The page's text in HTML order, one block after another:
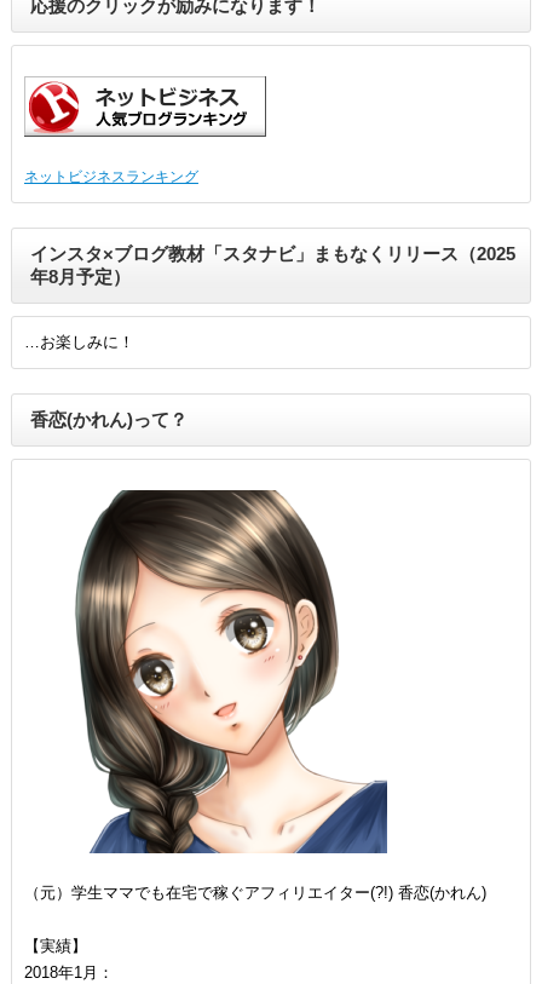
応援のクリックが励みになります！
ネットビジネスランキング
インスタ×ブログ教材「スタナビ」まもなくリリース（2025
年8月予定）
…お楽しみに！
香恋(かれん)って？
（元）学生ママでも在宅で稼ぐアフィリエイター(?!) 香恋(かれん)
【実績】
2018年1月：